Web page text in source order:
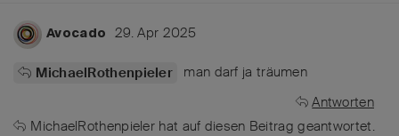
Avocado 29. Apr 2025
MichaelRothenpieler
man darf ja träumen
Antworten
MichaelRothenpieler hat auf diesen Beitrag geantwortet.